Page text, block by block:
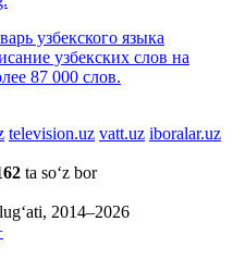
узбекского языка
узбекских слов на
87 000 слов.
television.uz vatt.uz iboralar.uz
ta so‘z bor
2014–2026